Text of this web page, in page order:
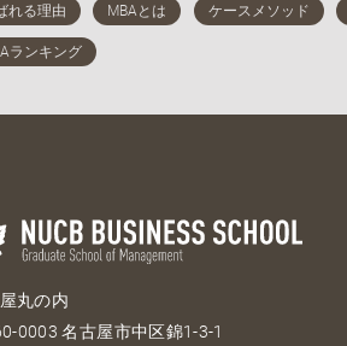
丸の内
0003 名古屋市中区錦1-3-1